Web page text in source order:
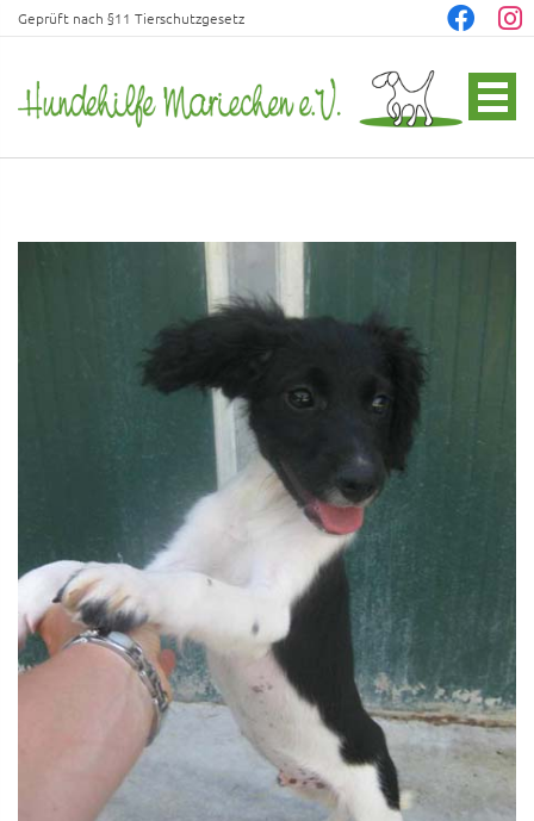
Geprüft nach §11 Tierschutzgesetz